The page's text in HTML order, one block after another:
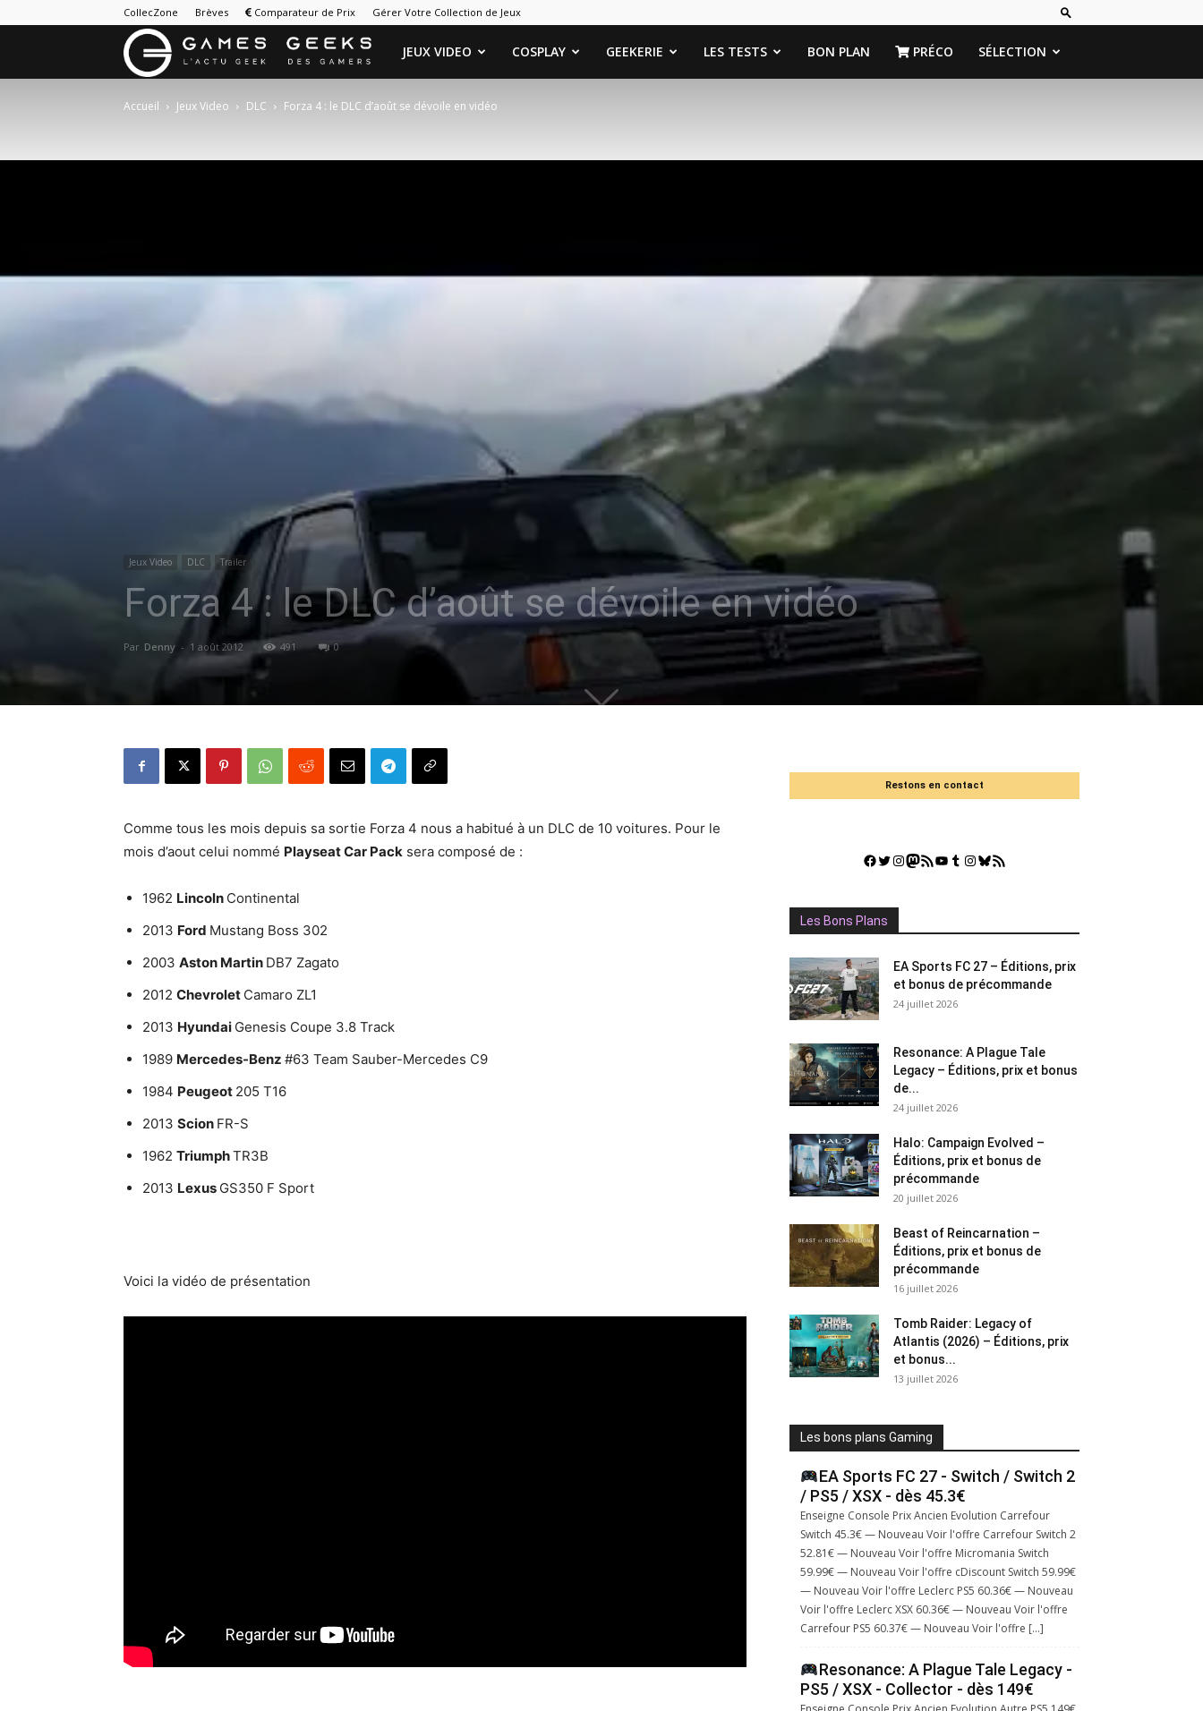
CollecZone Brèves Comparateur de Prix Gérer Votre Collection de Jeux
Games
&
Geeks
JEUX VIDEO COSPLAY GEEKERIE LES TESTS BON PLAN PRÉCO SÉLECTION
Accueil Jeux Video DLC Forza 4 : le DLC d’août se dévoile en vidéo
Jeux Video DLC Trailer
Forza 4 : le DLC d’août se dévoile en vidéo
Par Denny - 1 août 2012 491 0
Comme tous les mois depuis sa sortie Forza 4 nous a habitué à un DLC de 10 voitures. Pour le
mois d’aout celui nommé Playseat Car Pack sera composé de :
1962 Lincoln Continental
2013 Ford Mustang Boss 302
2003 Aston Martin DB7 Zagato
2012 Chevrolet Camaro ZL1
2013 Hyundai Genesis Coupe 3.8 Track
1989 Mercedes-Benz #63 Team Sauber-Mercedes C9
1984 Peugeot 205 T16
2013 Scion FR-S
1962 TriumphTR3B
2013 Lexus GS350 F Sport
Voici la vidéo de présentation
Restons en contact
Facebook
Twitter
Instagram
Mastodon
Flux RSSYouTube
Tumblr
Instagram
Bluesky
GestGame
Les Bons Plans
EA Sports FC 27 – Éditions, prix
et bonus de précommande
24 juillet 2026
Resonance: A Plague Tale
Legacy – Éditions, prix et bonus
de...
24 juillet 2026
Halo: Campaign Evolved –
Éditions, prix et bonus de
précommande
20 juillet 2026
Beast of Reincarnation –
Éditions, prix et bonus de
précommande
16 juillet 2026
Tomb Raider: Legacy of
Atlantis (2026) – Éditions, prix
et bonus...
13 juillet 2026
Les bons plans Gaming
EA Sports FC 27 - Switch / Switch 2
/ PS5 / XSX - dès 45.3€
Enseigne Console Prix Ancien Evolution Carrefour
Switch 45.3€ — Nouveau Voir l'offre Carrefour Switch 2
52.81€ — Nouveau Voir l'offre Micromania Switch
59.99€ — Nouveau Voir l'offre cDiscount Switch 59.99€
— Nouveau Voir l'offre Leclerc PS5 60.36€ — Nouveau
Voir l'offre Leclerc XSX 60.36€ — Nouveau Voir l'offre
Carrefour PS5 60.37€ — Nouveau Voir l'offre […]
Resonance: A Plague Tale Legacy -
PS5 / XSX - Collector - dès 149€